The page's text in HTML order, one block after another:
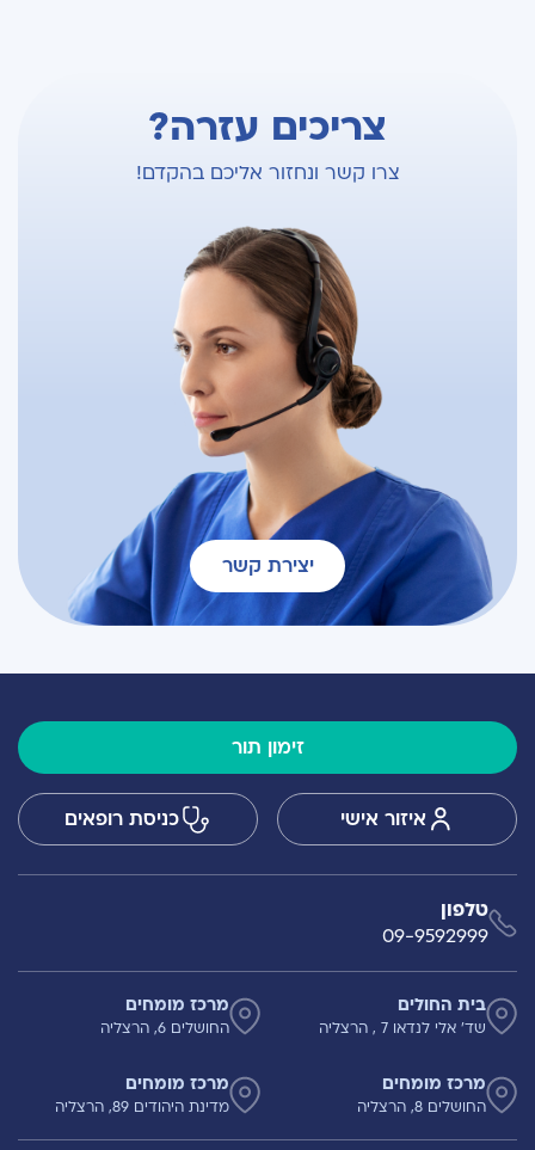
צריכים עזרה?
צרו קשר ונחזור אליכם בהקדם!
יצירת קשר
זימון תור
איזור אישי כניסת רופאים
טלפון
09-9592999
בית החולים
שד' אלי לנדאו 7 , הרצליה
מרכז מומחים
החושלים 6, הרצליה
מרכז מומחים
החושלים 8, הרצליה
מרכז מומחים
מדינת היהודים 89, הרצליה